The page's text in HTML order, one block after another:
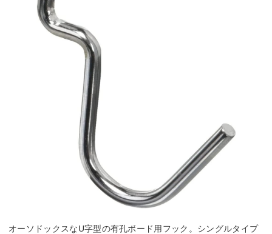
オーソドックスなU字型の有孔ボード用フック。シングルタイプ